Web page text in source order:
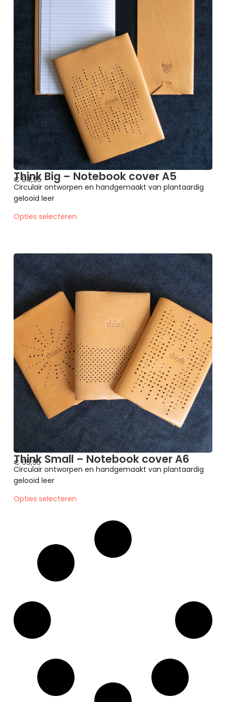
Think Big – Notebook cover A5
€84,95
Circulair ontworpen en handgemaakt van plantaardig
gelooid leer
Opties selecteren
Think Small – Notebook cover A6
€69,95
Circulair ontworpen en handgemaakt van plantaardig
gelooid leer
Opties selecteren